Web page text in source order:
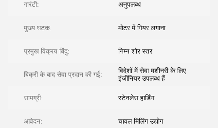
गारंटी: अनुपलब्ध
मुख्य घटक: मोटर में गियर लगाना
प्रमुख विक्रय बिंदु: निम्न शोर स्तर
बिक्री के बाद सेवा प्रदान की गई:
विदेशों में सेवा मशीनरी के लिए
इंजीनियर उपलब्ध हैं
सामग्री: स्टेनलेस हार्डिंग
आवेदन: चावल मिलिंग उद्योग